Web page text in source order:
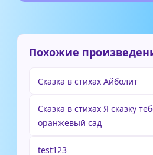
Похожие
Сказка в стихах Айболит
Сказка в стихах Я сказку
оранжевый сад
test123